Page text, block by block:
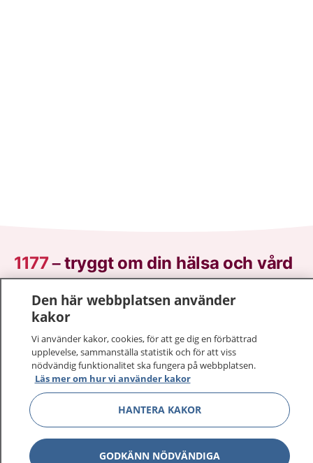
1177–tryggt om din hälsa och vård
På 1177.se får du råd om hälsa och information om
sjukdomar och vilka mottagningar du kan kontakta.
vårdärenden. Ring telefonnummer 1177 för
sjukvårdsrådgivning dygnet runt.
1177 ger dig råd när du vill må bättre.
Den här webbplatsen använder
kakor
Vi använder kakor, cookies, för att ge dig en förbättrad
upplevelse, sammanställa statistik och för att viss
nödvändig funktionalitet ska fungera på webbplatsen.
Läs mer om hur vi använder kakor
HANTERA KAKOR
GODKÄNN NÖDVÄNDIGA